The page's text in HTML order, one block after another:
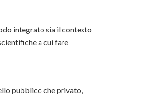
integrato sia il contesto
a cui fare
pubblico che privato,